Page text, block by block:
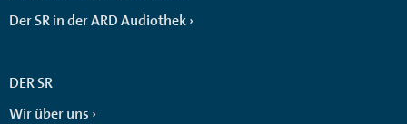
Der SR in der ARD Audiothek
DER SR
Wir über uns